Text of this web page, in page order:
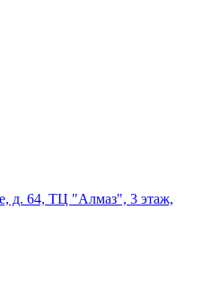
д. 64, ТЦ "Алмаз", 3 этаж,